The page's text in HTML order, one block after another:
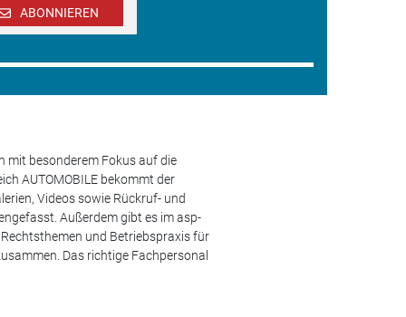
ABONNIEREN
mit besonderem Fokus auf die
AUTOMOBILE bekommt der
Videos sowie Rückruf- und
Außerdem gibt es im asp-
und Betriebspraxis für
Das richtige Fachpersonal